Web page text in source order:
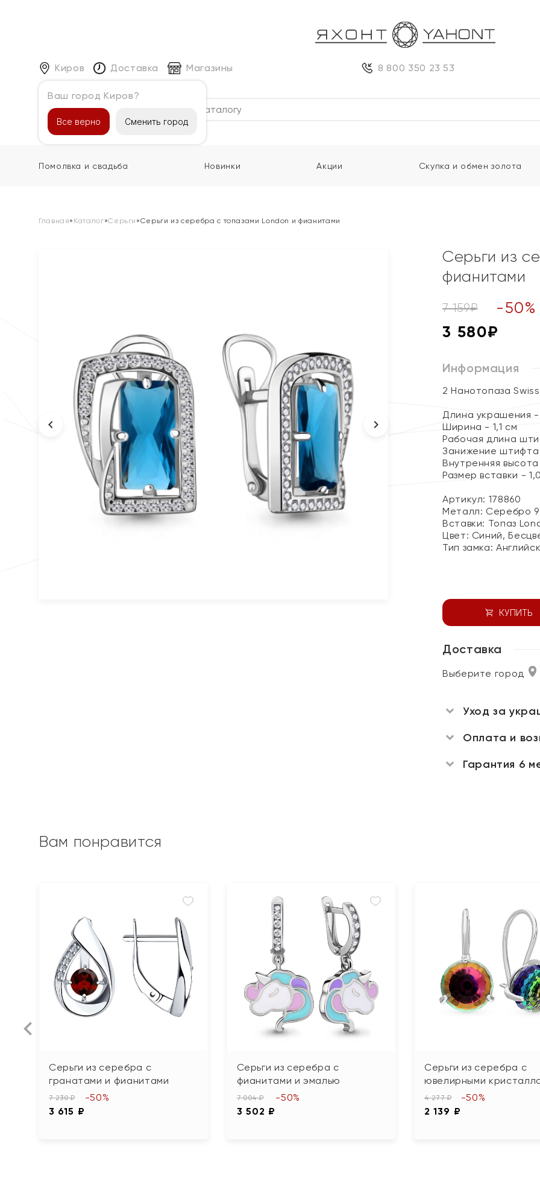
Киров
Ваш город Киров?
Все верно Сменить город
Доставка Магазины 8 800 350 23 53
Каталог
Помолвка и свадьба Новинки Акции Скупка и обмен золота
Главная» Каталог»Серьги »Серьги из серебра с топазами London и фианитами
Серьги из
фианитами
7 159₽ -50%
3 580₽
Информация
2 Нанотопаза
Длина украшения -
Ширина - 1,1 см
Рабочая длина
Занижение
Внутренняя
Размер вставки -
Артикул: 178860
Металл: Серебро
Вставки: Топаз
Цвет: Синий,
Тип замка:
КУПИТЬ
Доставка
Выберите город
Уход за
Оплата и
Гарантия 6
Вам понравится
Серьги из серебра с
гранатами и фианитами
7 230 ₽
3 615 ₽
-50%
Серьги из серебра с
фианитами и эмалью
7 004 ₽
3 502 ₽
-50%
Серьги из серебра с
ювелирными
4 277 ₽
2 139 ₽
-50%